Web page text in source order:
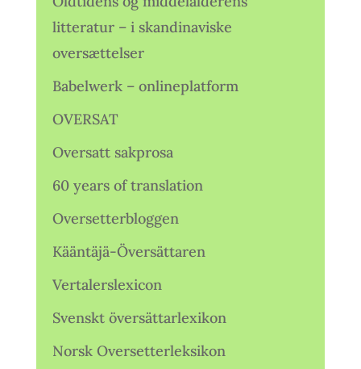
litteratur – i skandinaviske
oversættelser
Babelwerk – onlineplatform
OVERSAT
Oversatt sakprosa
60 years of translation
Oversetterbloggen
Kääntäjä-Översättaren
Vertalerslexicon
Svenskt översättarlexikon
Norsk Oversetterleksikon